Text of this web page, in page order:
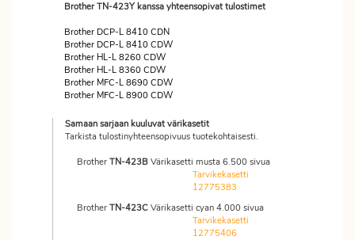
Brother TN-423Y kanssa yhteensopivat tulostimet
Brother DCP-L 8410 CDN
Brother DCP-L 8410 CDW
Brother HL-L 8260 CDW
Brother HL-L 8360 CDW
Brother MFC-L 8690 CDW
Brother MFC-L 8900 CDW
Samaan sarjaan kuuluvat värikasetit
Tarkista tulostinyhteensopivuus tuotekohtaisesti.
Brother TN-423B Värikasetti musta 6.500 sivua
Tarvikekasetti
12775383
Brother TN-423C Värikasetti cyan 4.000 sivua
Tarvikekasetti
12775406